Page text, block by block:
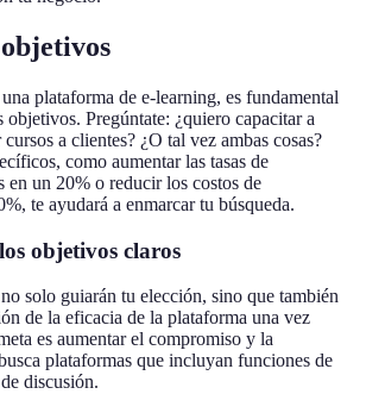
plataforma de e-learning, es fundamental
Pregúntate: ¿quiero capacitar a
a clientes? ¿O tal vez ambas cosas?
como aumentar las tasas de
en un 20% o reducir los costos de
te ayudará a enmarcar tu búsqueda.
objetivos claros
solo guiarán tu elección, sino que también
de la eficacia de la plataforma una vez
es aumentar el compromiso y la
plataformas que incluyan funciones de
discusión.